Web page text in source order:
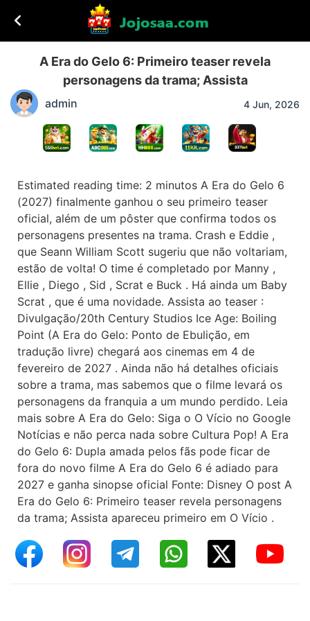
A Era do Gelo 6: Primeiro teaser revela
personagens da trama; Assista
admin 4 Jun, 2026
Estimated reading time: 2 minutos A Era do Gelo 6
(2027) finalmente ganhou o seu primeiro teaser
oficial, além de um pôster que confirma todos os
personagens presentes na trama. Crash e Eddie ,
que Seann William Scott sugeriu que não voltariam,
estão de volta! O time é completado por Manny ,
Ellie , Diego , Sid , Scrat e Buck . Há ainda um Baby
Scrat , que é uma novidade. Assista ao teaser :
Divulgação/20th Century Studios Ice Age: Boiling
Point (A Era do Gelo: Ponto de Ebulição, em
tradução livre) chegará aos cinemas em 4 de
fevereiro de 2027 . Ainda não há detalhes oficiais
sobre a trama, mas sabemos que o filme levará os
personagens da franquia a um mundo perdido. Leia
mais sobre A Era do Gelo: Siga o O Vício no Google
Notícias e não perca nada sobre Cultura Pop! A Era
do Gelo 6: Dupla amada pelos fãs pode ficar de
fora do novo filme A Era do Gelo 6 é adiado para
2027 e ganha sinopse oficial Fonte: Disney O post A
Era do Gelo 6: Primeiro teaser revela personagens
da trama; Assista apareceu primeiro em O Vício .